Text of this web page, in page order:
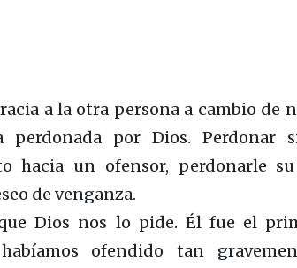
a la otra persona a cambio de
perdonada por Dios. Perdonar
hacia un ofensor, perdonarle su
de venganza.
Dios nos lo pide. Él fue el
ofendido tan